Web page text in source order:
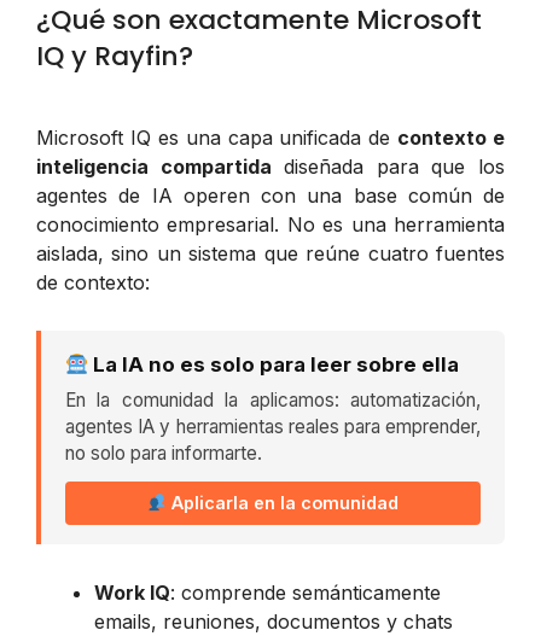
¿Qué son exactamente Microsoft
IQ y Rayfin?
Microsoft IQ es una capa unificada de contexto e
inteligencia compartida diseñada para que los
agentes de IA operen con una base común de
conocimiento empresarial. No es una herramienta
aislada, sino un sistema que reúne cuatro fuentes
de contexto:
La IA no es solo para leer sobre ella
En la comunidad la aplicamos: automatización,
agentes IA y herramientas reales para emprender,
no solo para informarte.
Aplicarla en la comunidad
Work IQ: comprende semánticamente
emails, reuniones, documentos y chats